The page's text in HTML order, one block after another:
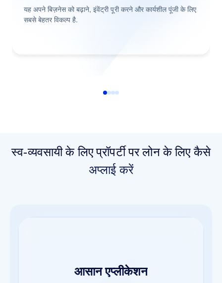
यह अपने बिज़नेस को बढ़ाने, इंवेंट्री पूरी करने और कार्यशील पूंजी के लिए
सबसे बेहतर विकल्प है.
स्व-व्यवसायी के लिए प्रॉपर्टी पर लोन के लिए कैसे
अप्लाई करें
आसान एप्लीकेशन
आसान डॉक्यूमेंटेशन
तुरंत सैंक्शन